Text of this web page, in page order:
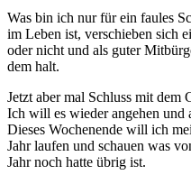
Was bin ich nur für ein faules
im Leben ist, verschieben sich
oder nicht und als guter
dem halt.
Jetzt aber mal Schluss mit dem
Ich will es wieder angehen und
Dieses Wochenende will ich
Jahr laufen und schauen was
Jahr noch hatte übrig ist.